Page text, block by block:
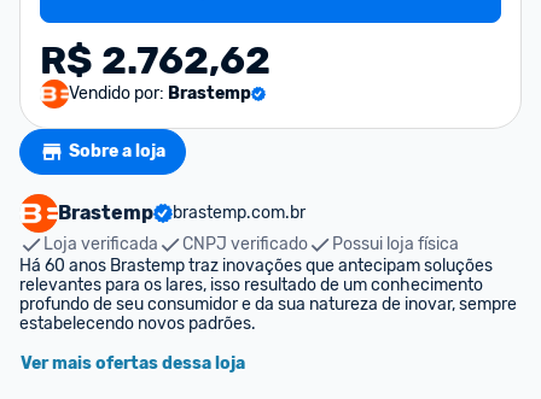
R$ 2.762,62
Vendido por: Brastemp
Sobre a loja
Brastemp
brastemp.com.br
Loja verificada
CNPJ verificado
Possui loja física
Há 60 anos Brastemp traz inovações que antecipam soluções
relevantes para os lares, isso resultado de um conhecimento
profundo de seu consumidor e da sua natureza de inovar, sempre
estabelecendo novos padrões.
Ver mais ofertas dessa loja